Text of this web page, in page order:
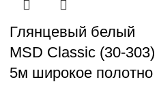
Глянцевый белый
MSD Classic (30-303)
5м широкое полотно